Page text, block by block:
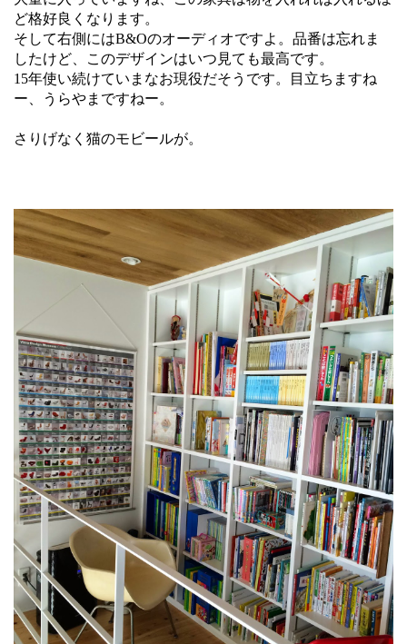
ど格好良くなります。
そして右側にはB&Oのオーディオですよ。品番は忘れま
したけど、このデザインはいつ見ても最高です。
15年使い続けていまなお現役だそうです。目立ちますね
ー、うらやまですねー。
さりげなく猫のモビールが。